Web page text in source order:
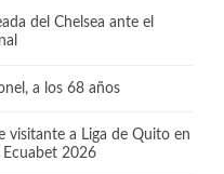
del Chelsea ante el
a los 68 años
visitante a Liga de Quito en
2026